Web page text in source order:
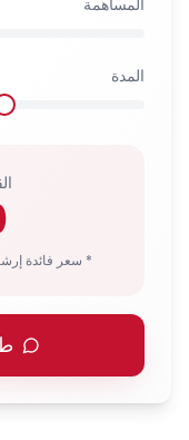
المساهمة
المدة
* سعر فائدة إرشادي 8%. الشروط حسب